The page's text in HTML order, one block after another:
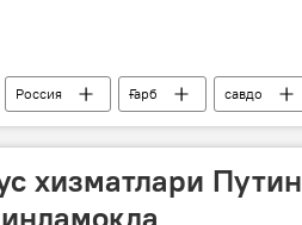
Россия Ғарб
савдо
хизматлари Путин